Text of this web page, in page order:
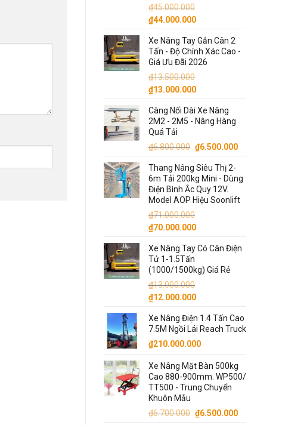
Được xếp
hạng5.00
5 sao
₫45.000.000
Giá
là:
₫45.000.000.
₫44.000.000Giá
tại
là:
₫44.000.000.
Xe Nâng Tay Gắn Cân 2
Tấn - Độ Chính Xác Cao -
Giá Ưu Đãi 2026
₫13.500.000
Giá
là:
₫13.500.000.
₫13.000.000Giá
tại
là:
Càng Nối Dài Xe Nâng
2M2 - 2M5 - Nâng Hàng
Quá Tải
₫6.800.000 Giá
là:
₫6.800.000.
₫6.500.000Giá
là:
₫6.500.000.
Thang Nâng Siêu Thị 2-
6m Tải 200kg Mini - Dùng
Điện Bình Ắc Quy 12V.
Model AOP Hiệu Soonlift
₫71.000.000
Giá
là:
₫71.000.000.
₫70.000.000Giá
tại
là:
₫70.000.000.
Xe Nâng Tay Có Cân Điện
Tử 1-1.5Tấn
(1000/1500kg) Giá Rẻ
₫13.000.000
Giá
là:
₫13.000.000.
₫12.000.000Giá
tại
là:
₫12.000.000.
Xe Nâng Điện 1.4 Tấn Cao
7.5M Ngồi Lái Reach Truck
₫210.000.000
Xe Nâng Mặt Bàn 500kg
Cao 880-900mm. WP500/
TT500 - Trung Chuyển
Khuôn Mẫu
₫6.700.000 Giá
₫6.500.000Giá